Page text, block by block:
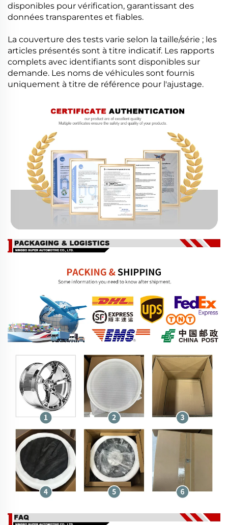
disponibles pour vérification, garantissant des
données transparentes et fiables.
La couverture des tests varie selon la taille/série ; les
articles présentés sont à titre indicatif. Les rapports
complets avec identifiants sont disponibles sur
demande. Les noms de véhicules sont fournis
uniquement à titre de référence pour l'ajustage.